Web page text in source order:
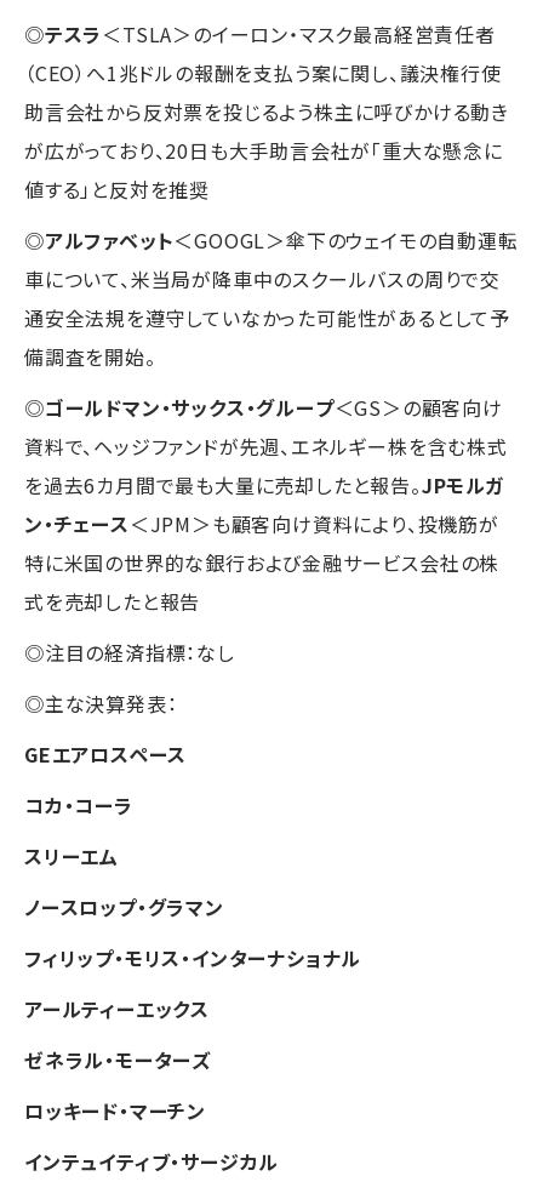
◎テスラ ＜TSLA＞のイーロン・マスク最高経営責任者
（CEO）へ1兆ドルの報酬を支払う案に関し、議決権行使
助言会社から反対票を投じるよう株主に呼びかける動き
が広がっており、20日も大手助言会社が「重大な懸念に
値する」と反対を推奨
◎アルファベット＜GOOGL＞傘下のウェイモの自動運転
車について、米当局が降車中のスクールバスの周りで交
通安全法規を遵守していなかった可能性があるとして予
備調査を開始。
◎ゴールドマン・サックス・グループ＜GS＞の顧客向け
資料で、ヘッジファンドが先週、エネルギー株を含む株式
を過去6カ月間で最も大量に売却したと報告。JPモルガ
ン・チェース＜JPM＞も顧客向け資料により、投機筋が
特に米国の世界的な銀行および金融サービス会社の株
式を売却したと報告
◎注目の経済指標：なし
◎主な決算発表：
GEエアロスペース
コカ・コーラ
スリーエム
ノースロップ・グラマン
フィリップ・モリス・インターナショナル
アールティーエックス
ゼネラル・モーターズ
ロッキード・マーチン
インテュイティブ・サージカル